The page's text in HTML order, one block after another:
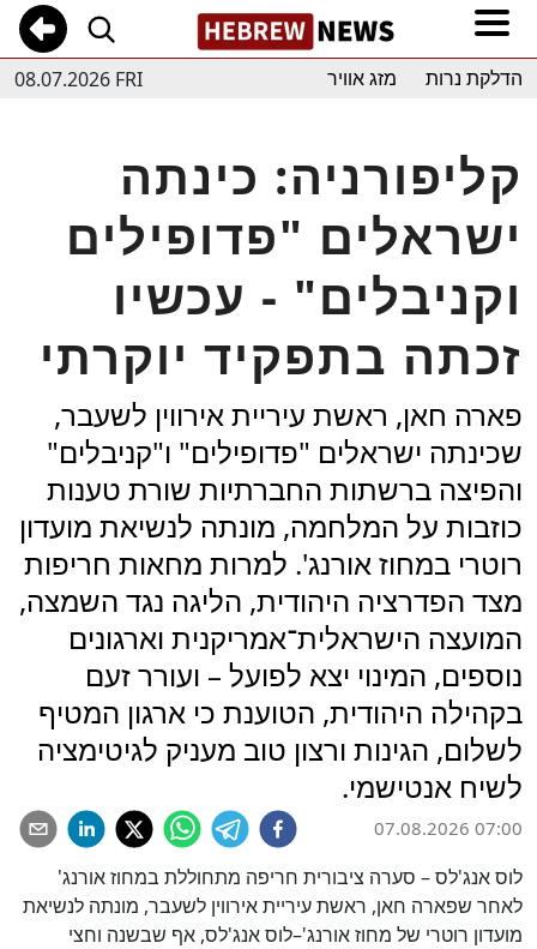
08.07.2026 FRI הדלקת נרות מזג אוויר
קליפורניה: כינתה
ישראלים "פדופילים
וקניבלים" - עכשיו
זכתה בתפקיד יוקרתי
פארה חאן, ראשת עיריית אירווין לשעבר,
שכינתה ישראלים "פדופילים" ו"קניבלים"
והפיצה ברשתות החברתיות שורת טענות
כוזבות על המלחמה, מונתה לנשיאת מועדון
רוטרי במחוז אורנג'. למרות מחאות חריפות
מצד הפדרציה היהודית, הליגה נגד השמצה,
המועצה הישראלית־אמריקנית וארגונים
נוספים, המינוי יצא לפועל – ועורר זעם
בקהילה היהודית, הטוענת כי ארגון המטיף
לשלום, הגינות ורצון טוב מעניק לגיטימציה
לשיח אנטישמי.
07.08.2026 07:00
לוס אנג'לס – סערה ציבורית חריפה מתחוללת במחוז אורנג'
לאחר שפארה חאן, ראשת עיריית אירווין לשעבר, מונתה לנשיאת
מועדון רוטרי של מחוז אורנג'–לוס אנג'לס, אף שבשנה וחצי